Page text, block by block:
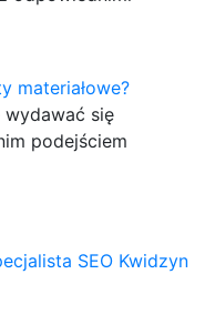
materiałowe?
wydawać się
podejściem
SEO Kwidzyn